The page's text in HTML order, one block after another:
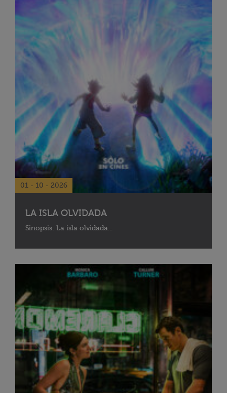
01 - 10 - 2026
LA ISLA OLVIDADA
Sinopsis: La isla olvidada...